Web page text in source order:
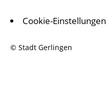
Cookie-Einstellungen
© Stadt Gerlingen